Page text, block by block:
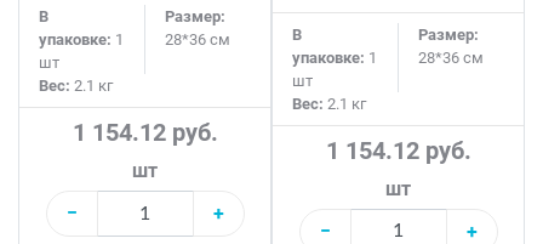
В
упаковке: 1
шт
Размер:
28*36 см
Вес: 2.1 кг
1 154.12 руб.
шт
−
+
В
упаковке: 1
шт
Размер:
28*36 см
Вес: 2.1 кг
1 154.12 руб.
шт
−
+